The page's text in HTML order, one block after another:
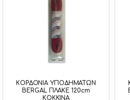
ΚΟΡΔΟΝΙΑ ΥΠΟΔΗΜΑΤΩΝ
BERGAL ΠΛΑΚΕ 120cm
ΚΟΚΚΙΝΑ